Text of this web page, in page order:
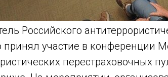
Российского
принял участие в конференции
перестраховочных